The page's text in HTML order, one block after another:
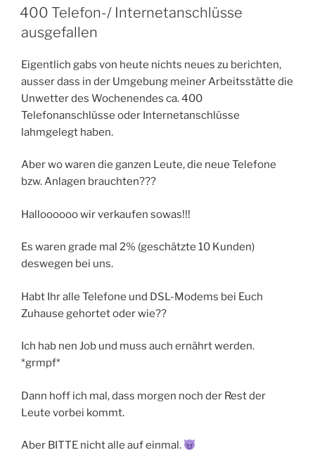
AM
400 Telefon-/ Internetanschlüsse
ausgefallen
Eigentlich gabs von heute nichts neues zu berichten,
ausser dass in der Umgebung meiner Arbeitsstätte die
Unwetter des Wochenendes ca. 400
Telefonanschlüsse oder Internetanschlüsse
lahmgelegt haben.
Aber wo waren die ganzen Leute, die neue Telefone
bzw. Anlagen brauchten???
Halloooooo wir verkaufen sowas!!!
Es waren grade mal 2% (geschätzte 10 Kunden)
deswegen bei uns.
Habt Ihr alle Telefone und DSL-Modems bei Euch
Zuhause gehortet oder wie??
Ich hab nen Job und muss auch ernährt werden.
*grmpf*
Dann hoff ich mal, dass morgen noch der Rest der
Leute vorbei kommt.
Aber BITTE nicht alle auf einmal.